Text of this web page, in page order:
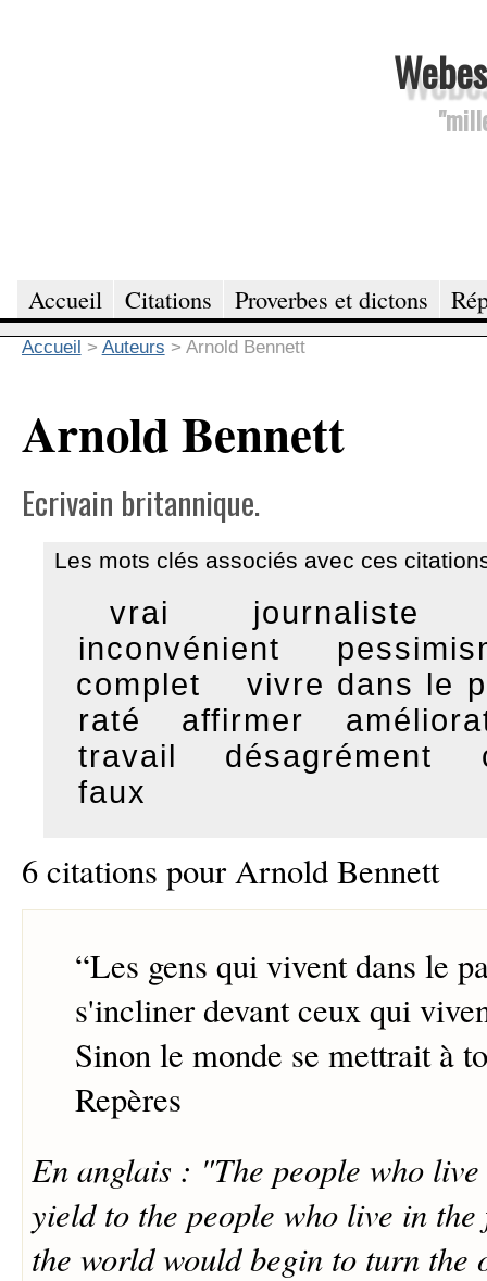
Accueil Citations Proverbes et dictons
Accueil > Auteurs > Arnold Bennett
Arnold Bennett
Ecrivain britannique.
Les mots clés associés avec ces
vrai
journaliste
inconvénient
complet
vivre dans le
raté
affirmer
travail
désagrément
faux
6 citations pour Arnold Bennett
“Les gens qui vivent dans le
s'incliner devant ceux qui
Sinon le monde se mettrait à
Repères
En anglais : "The people who
yield to the people who live in
the world would begin to turn the